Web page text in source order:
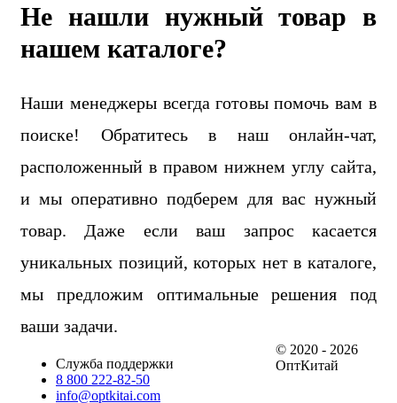
Не нашли нужный товар в
нашем каталоге?
Наши менеджеры всегда готовы помочь вам в
поиске! Обратитесь в наш онлайн-чат,
расположенный в правом нижнем углу сайта,
и мы оперативно подберем для вас нужный
товар. Даже если ваш запрос касается
уникальных позиций, которых нет в каталоге,
мы предложим оптимальные решения под
ваши задачи.
Служба поддержки
8 800 222-82-50
info@optkitai.com
© 2020 - 2026
ОптКитай